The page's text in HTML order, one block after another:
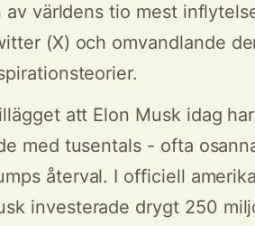
världens tio mest
(X) och omvandlande
att Elon Musk idag
med tusentals - ofta
återval. I officiell
investerade drygt 250